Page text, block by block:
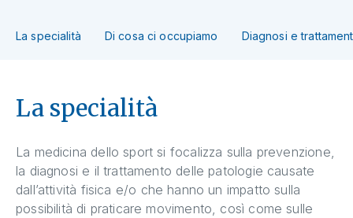
La specialità Di cosa ci occupiamo Diagnosi e
La specialità
La medicina dello sport si focalizza sulla prevenzione,
la diagnosi e il trattamento delle patologie causate
dall’attività fisica e/o che hanno un impatto sulla
possibilità di praticare movimento, così come sulle